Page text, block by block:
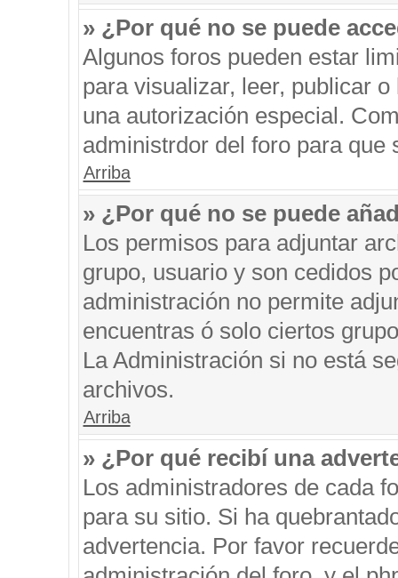
» ¿Por qué no se puede
Algunos foros pueden estar
para visualizar, leer, publicar
una autorización especial.
administrdor del foro para que
Arriba
» ¿Por qué no se puede
Los permisos para adjuntar
grupo, usuario y son cedidos
administración no permite
encuentras ó solo ciertos
La Administración si no está
archivos.
Arriba
» ¿Por qué recibí una
Los administradores de cada
para su sitio. Si ha
advertencia. Por favor